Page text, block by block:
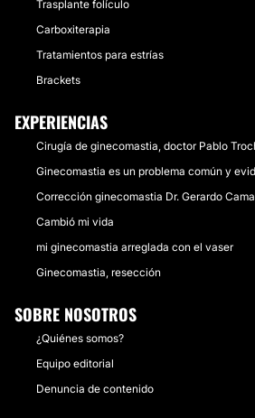
Trasplante folículo
Carboxiterapia
Tratamientos para estrías
Brackets
EXPERIENCIAS
Cirugía de ginecomastia, doctor Pablo
Ginecomastia es un problema común y
Corrección ginecomastia Dr. Gerardo
Cambió mi vida
mi ginecomastia arreglada con el vaser
Ginecomastia, resección
SOBRE NOSOTROS
¿Quiénes somos?
Equipo editorial
Denuncia de contenido